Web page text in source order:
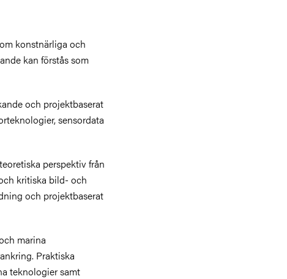
konstnärliga och
kan förstås som
och projektbaserat
sensordata
perspektiv från
kritiska bild- och
och projektbaserat
marina
Praktiska
teknologier samt